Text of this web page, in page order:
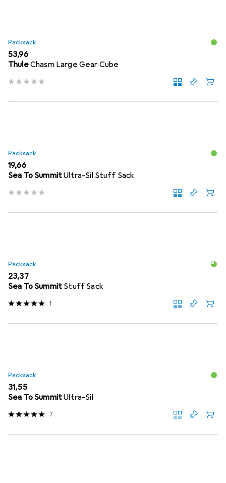
Packsack
EUR
53,96
ThuleChasm Large Gear Cube
Packsack
EUR
19,66
Sea To SummitUltra-Sil Stuff Sack
Packsack
EUR
23,37
Sea To Summit Stuff Sack
1
Packsack
EUR
31,55
Sea To SummitUltra-Sil
7